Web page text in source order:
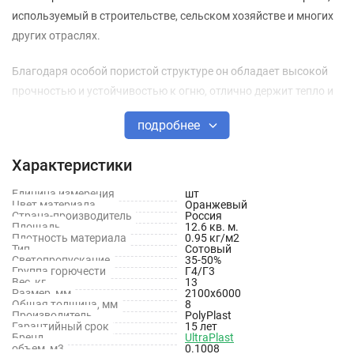
используемый в строительстве, сельском хозяйстве и многих
других отраслях.
Благодаря особой пористой структуре он обладает высокой
прочностью и устойчивостью к огню, отлично держит тепло и
Прозрачность
Легкий
Звукоизоляция
Водонепроницаемый
Огнеустойчивый
Долговечность
подробнее
Характеристики
Единица измерения
шт
Цвет материала
Оранжевый
Страна-производитель
Россия
Площадь
12.6 кв. м.
Плотность материала
0.95 кг/м2
Тип
Сотовый
Светопропускание
35-50%
Группа горючести
Г4/Г3
Вес, кг
13
Размер, мм
2100х6000
Общая толщина, мм
8
Производитель
PolyPlast
Гарантийный срок
15 лет
Бренд
UltraPlast
объем, м3
0.1008